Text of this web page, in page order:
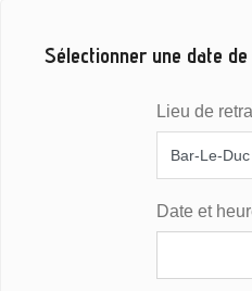
Sélectionner une date
Lieu de
Date et